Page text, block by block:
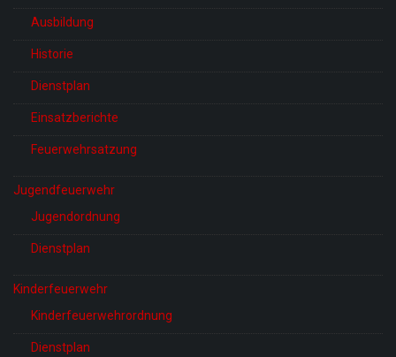
Ausbildung
Historie
Dienstplan
Einsatzberichte
Feuerwehrsatzung
Jugendfeuerwehr
Jugendordnung
Dienstplan
Kinderfeuerwehr
Kinderfeuerwehrordnung
Dienstplan